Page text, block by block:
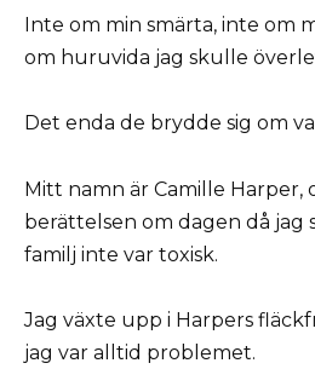
Inte om min smärta, inte om
om huruvida jag skulle
Det enda de brydde sig om
Mitt namn är Camille Harper,
berättelsen om dagen då jag
familj inte var toxisk.
Jag växte upp i Harpers
jag var alltid problemet.